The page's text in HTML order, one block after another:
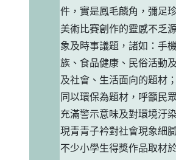
件，實是鳳毛麟角，彌足
美術比賽創作的靈感不乏
象及時事議題，諸如：手
族、食品健康、民俗活動
及社會、生活面向的題材
同以環保為題材，呼籲民
充滿警示意味及對環境汙
現青青子衿對社會現象細
不少小學生得獎作品取材